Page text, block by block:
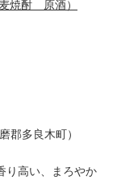
焼酎 原酒）
郡多良木町）
り高い、まろやか